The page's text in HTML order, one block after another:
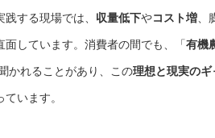
する現場では、 収量低下やコスト増、
面しています。消費者の間でも、「有機
かれることがあり、この理想と現実のギ
います。